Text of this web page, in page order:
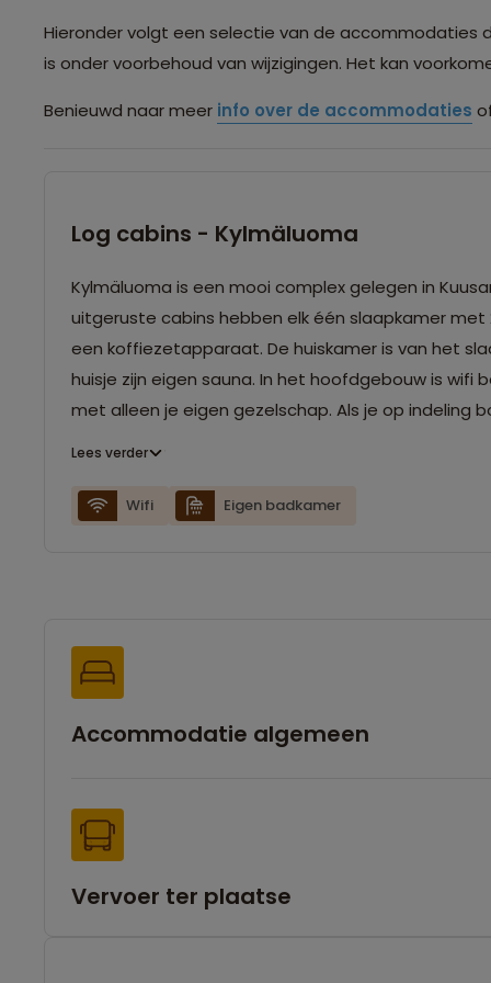
Hieronder volgt een selectie van de accommodaties
is onder voorbehoud van wijzigingen. Het kan
Benieuwd naar meer info over de accommodaties
Log cabins - Kylmäluoma
Kylmäluoma is een mooi complex gelegen in
uitgeruste cabins hebben elk één slaapkamer
een koffiezetapparaat. De huiskamer is van het
huisje zijn eigen sauna. In het hoofdgebouw is wifi
met alleen je eigen gezelschap. Als je op indeling
er iets moderner uitziet dan afgebeeld op de
Lees verder
Wifi Eigen badkamer
Accommodatie algemeen
Vervoer ter plaatse